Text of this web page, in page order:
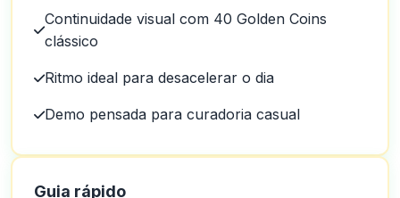
Continuidade visual com 40 Golden Coins
clássico
Ritmo ideal para desacelerar o dia
Demo pensada para curadoria casual
Guia rápido
o depósito foi fácil.
0 0
S
2025-10-03 11:10:46
Danyel
Tantos jogos para escolher, e o apoio é sempre amigável e rápido.